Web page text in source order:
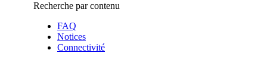
Recherche par contenu
FAQ
Notices
Connectivité